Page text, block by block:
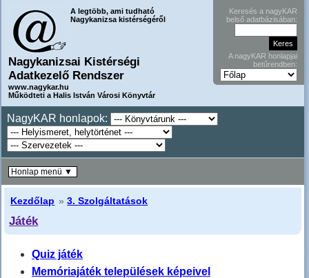
A legtöbb, ami tudható
Nagykanizsa kistérségéről
Nagykanizsai Kistérségi
Adatkezelő Rendszer
www.nagykar.hu
Működteti a Halis István Városi Könyvtár
Keresés a nagyKAR
belső adatbázisában:
A nagyKAR honlapjai
betűrendben:
NagyKAR honlapok:
Kezdőlap »3. Szolgáltatások
Játék
Quiz játék
Memóriajáték települések képeivel
Honlap menü ▼